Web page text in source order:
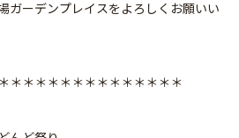
ガーデンプレイスをよろしくお願いい
＊＊＊＊＊＊＊＊＊＊＊＊＊＊